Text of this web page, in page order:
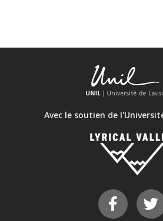
Avec le soutien de